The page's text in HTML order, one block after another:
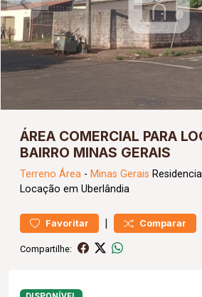
ÁREA COMERCIAL PARA
BAIRRO MINAS GERAIS
Terreno Área - Minas Gerais
Locação em Uberlândia
Favoritar | Comparar
Compartilhe: